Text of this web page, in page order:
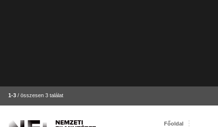
1-3 / összesen 3 találat
Főoldal